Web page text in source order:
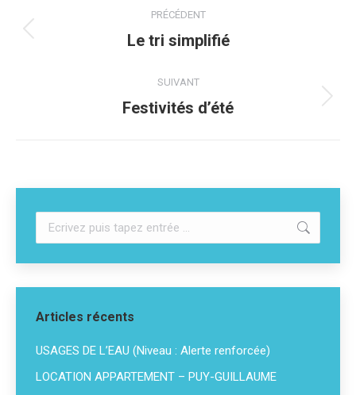
PRÉCÉDENT
Le tri simplifié
SUIVANT
Festivités d’été
Articles récents
USAGES DE L’EAU (Niveau : Alerte renforcée)
LOCATION APPARTEMENT – PUY-GUILLAUME